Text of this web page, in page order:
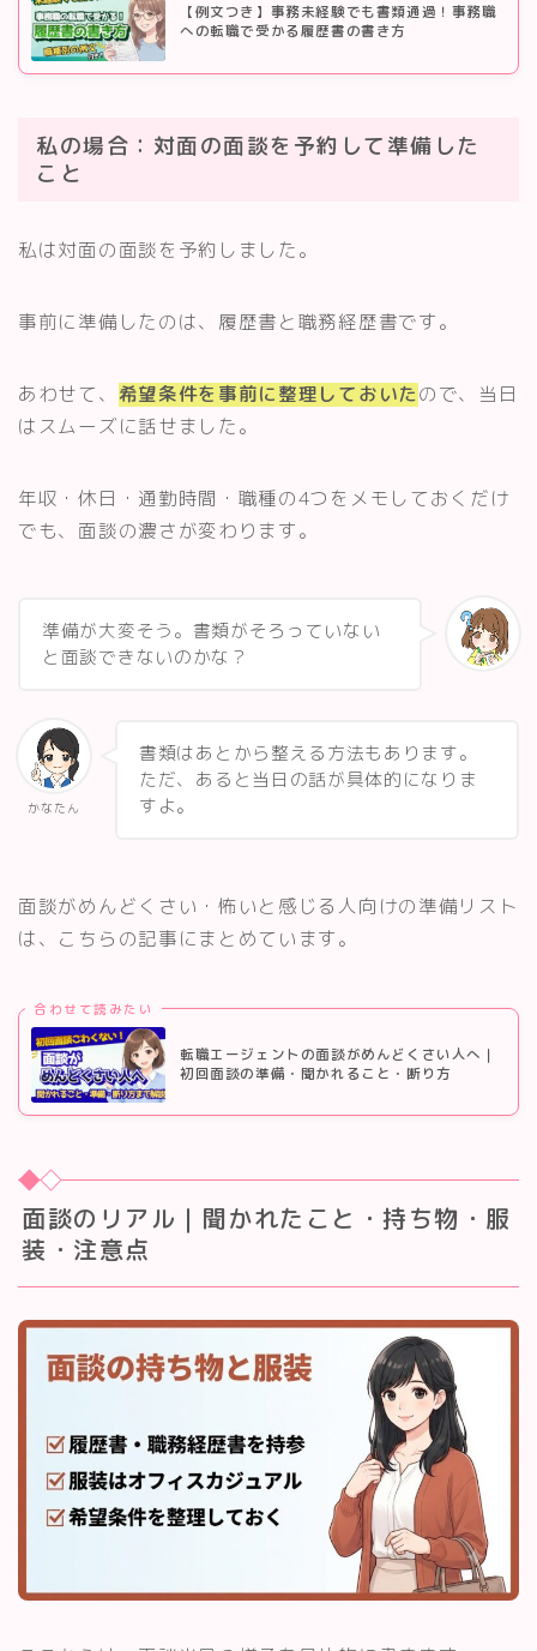
【例文つき】事務未経験でも書類通過！事務職
への転職で受かる履歴書の書き方
私の場合：対面の面談を予約して準備した
こと
私は対面の面談を予約しました。
事前に準備したのは、履歴書と職務経歴書です。
あわせて、 希望条件を事前に整理しておいたので、当日
はスムーズに話せました。
年収・休日・通勤時間・職種の4つをメモしておくだけ
でも、面談の濃さが変わります。
準備が大変そう。書類がそろっていない
と面談できないのかな？
かなたん
書類はあとから整える方法もあります。
ただ、あると当日の話が具体的になりま
すよ。
面談がめんどくさい・怖いと感じる人向けの準備リスト
は、こちらの記事にまとめています。
合わせて読みたい
転職エージェントの面談がめんどくさい人へ｜
初回面談の準備・聞かれること・断り方
面談のリアル｜聞かれたこと・持ち物・服
装・注意点